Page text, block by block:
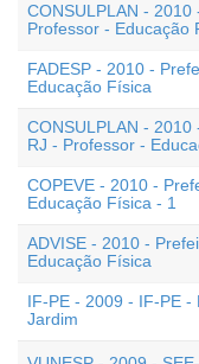
CONSULPLAN -
Professor - Educação
FADESP - 2010 -
Educação Física
CONSULPLAN -
RJ - Professor -
COPEVE - 2010 -
Educação Física - 1
ADVISE - 2010 -
Educação Física
IF-PE - 2009 - IF-PE
Jardim